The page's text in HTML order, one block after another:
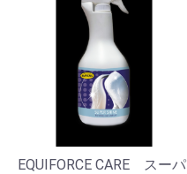
EQUIFORCE CARE スーパ